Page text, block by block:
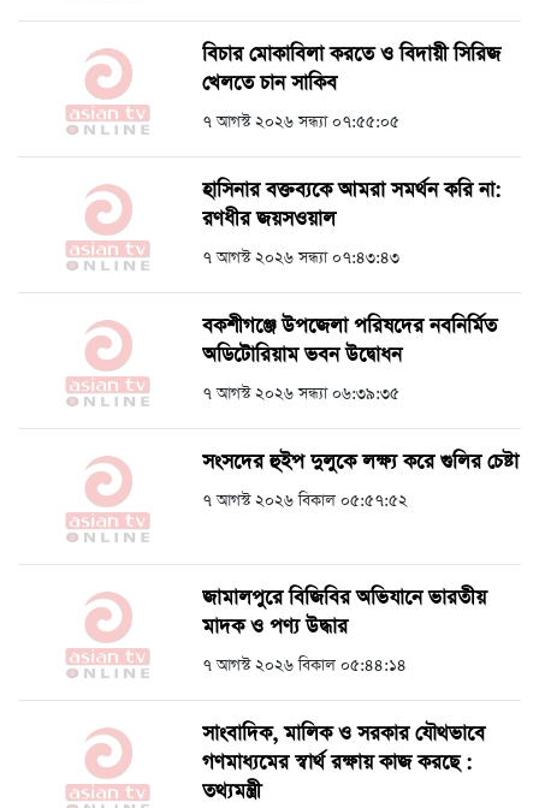
বিচার মোকাবিলা করতে ও বিদায়ী সিরিজ
খেলতে চান সাকিব
৭ আগস্ট ২০২৬ সন্ধ্যা ০৭:৫৫:০৫
হাসিনার বক্তব্যকে আমরা সমর্থন করি না:
রণধীর জয়সওয়াল
৭ আগস্ট ২০২৬ সন্ধ্যা ০৭:৪৩:৪৩
বকশীগঞ্জে উপজেলা পরিষদের নবনির্মিত
অডিটোরিয়াম ভবন উদ্বোধন
৭ আগস্ট ২০২৬ সন্ধ্যা ০৬:৩৯:৩৫
সংসদের হুইপ দুলুকে লক্ষ্য করে গুলির চেষ্টা
৭ আগস্ট ২০২৬ বিকাল ০৫:৫৭:৫২
জামালপুরে বিজিবির অভিযানে ভারতীয়
মাদক ও পণ্য উদ্ধার
৭ আগস্ট ২০২৬ বিকাল ০৫:৪৪:১৪
সাংবাদিক, মালিক ও সরকার যৌথভাবে
গণমাধ্যমের স্বার্থ রক্ষায় কাজ করছে :
তথ্যমন্ত্রী